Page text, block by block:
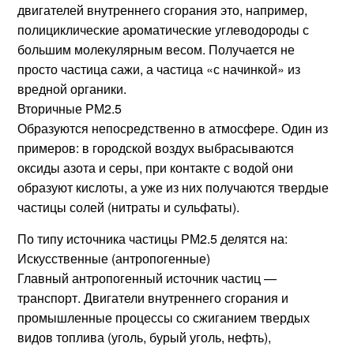
двигателей внутреннего сгорания это, например,
полициклические ароматические углеводороды с
большим молекулярным весом. Получается не
просто частица сажи, а частица «с начинкой» из
вредной органики.
Вторичные РМ2.5
Образуются непосредственно в атмосфере. Один из
примеров: в городской воздух выбрасываются
оксиды азота и серы, при контакте с водой они
образуют кислоты, а уже из них получаются твердые
частицы солей (нитраты и сульфаты).
По типу источника частицы РМ2.5 делятся на:
Искусственные (антропогенные)
Главный антропогенный источник частиц —
транспорт. Двигатели внутреннего сгорания и
промышленные процессы со сжиганием твердых
видов топлива (уголь, бурый уголь, нефть),